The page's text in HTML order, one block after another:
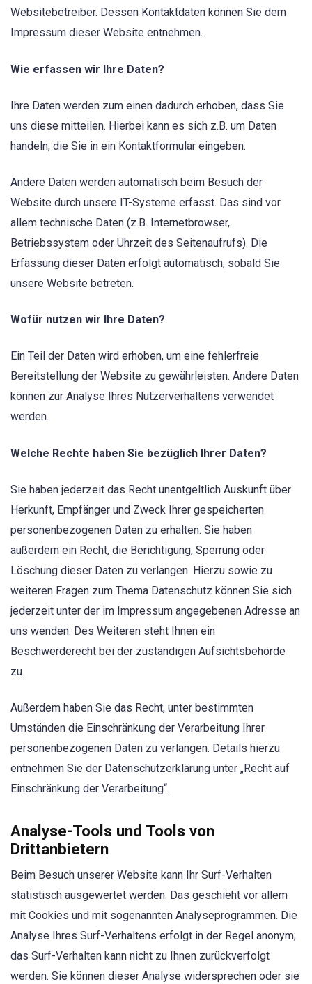
Websitebetreiber. Dessen Kontaktdaten können Sie dem
Impressum dieser Website entnehmen.
Wie erfassen wir Ihre Daten?
Ihre Daten werden zum einen dadurch erhoben, dass Sie
uns diese mitteilen. Hierbei kann es sich z.B. um Daten
handeln, die Sie in ein Kontaktformular eingeben.
Andere Daten werden automatisch beim Besuch der
Website durch unsere IT-Systeme erfasst. Das sind vor
allem technische Daten (z.B. Internetbrowser,
Betriebssystem oder Uhrzeit des Seitenaufrufs). Die
Erfassung dieser Daten erfolgt automatisch, sobald Sie
unsere Website betreten.
Wofür nutzen wir Ihre Daten?
Ein Teil der Daten wird erhoben, um eine fehlerfreie
Bereitstellung der Website zu gewährleisten. Andere Daten
können zur Analyse Ihres Nutzerverhaltens verwendet
werden.
Welche Rechte haben Sie bezüglich Ihrer Daten?
Sie haben jederzeit das Recht unentgeltlich Auskunft über
Herkunft, Empfänger und Zweck Ihrer gespeicherten
personenbezogenen Daten zu erhalten. Sie haben
außerdem ein Recht, die Berichtigung, Sperrung oder
Löschung dieser Daten zu verlangen. Hierzu sowie zu
weiteren Fragen zum Thema Datenschutz können Sie sich
jederzeit unter der im Impressum angegebenen Adresse an
uns wenden. Des Weiteren steht Ihnen ein
Beschwerderecht bei der zuständigen Aufsichtsbehörde
zu.
Außerdem haben Sie das Recht, unter bestimmten
Umständen die Einschränkung der Verarbeitung Ihrer
personenbezogenen Daten zu verlangen. Details hierzu
entnehmen Sie der Datenschutzerklärung unter „Recht auf
Einschränkung der Verarbeitung“.
Analyse-Tools und Tools von
Drittanbietern
Beim Besuch unserer Website kann Ihr Surf-Verhalten
statistisch ausgewertet werden. Das geschieht vor allem
mit Cookies und mit sogenannten Analyseprogrammen. Die
Analyse Ihres Surf-Verhaltens erfolgt in der Regel anonym;
das Surf-Verhalten kann nicht zu Ihnen zurückverfolgt
werden. Sie können dieser Analyse widersprechen oder sie